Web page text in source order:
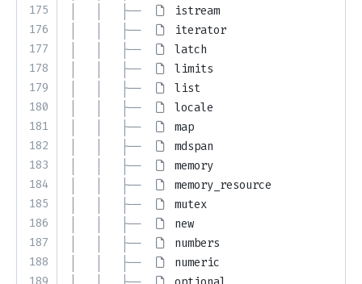
175
176
177
178
179
180
181
182
183
184
185
186
187
188
│   │   ├──
istream
│   │   ├──
iterator
│   │   ├──
latch
│   │   ├──
limits
│   │   ├──
list
│   │   ├──
locale
│   │   ├──
map
│   │   ├──
mdspan
│   │   ├──
memory
│   │   ├──
memory_resource
│   │   ├──
mutex
│   │   ├──
new
│   │   ├──
numbers
│   │   ├──
numeric